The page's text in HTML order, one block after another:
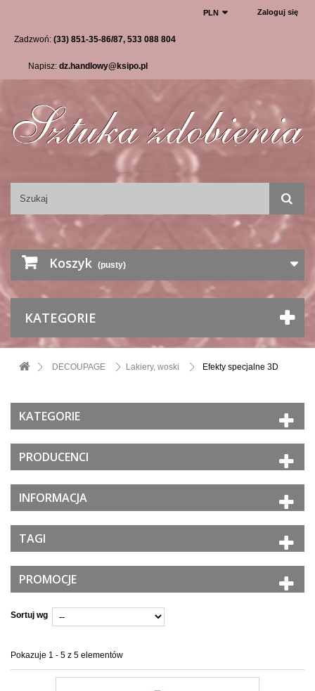
Zaloguj się
PLN
Zadzwoń: (33) 851-35-86/87, 533 088 804
Napisz: dz.handlowy@ksipo.pl
Koszyk (pusty)
KATEGORIE
DECOUPAGE Lakiery, woski Efekty specjalne 3D
KATEGORIE
PRODUCENCI
INFORMACJA
TAGI
PROMOCJE
Sortuj wg
Pokazuje 1 - 5 z 5 elementów